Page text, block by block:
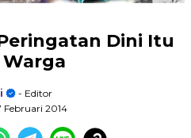
Dini Itu
Warga
- Editor
Februari 2014